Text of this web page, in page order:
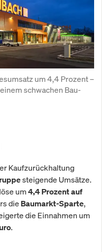
um 4,4 Prozent –
schwachen Bau-
Kaufzurückhaltung
steigende Umsätze.
um 4,4 Prozent auf
die Baumarkt-Sparte,
die Einnahmen um
.